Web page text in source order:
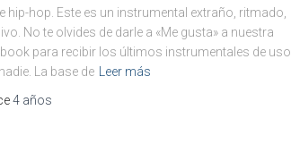
hip-hop. Este es un instrumental extraño, ritmado,
No te olvides de darle a «Me gusta» a nuestra
para recibir los últimos instrumentales de uso
La base de
Leer más
4 años